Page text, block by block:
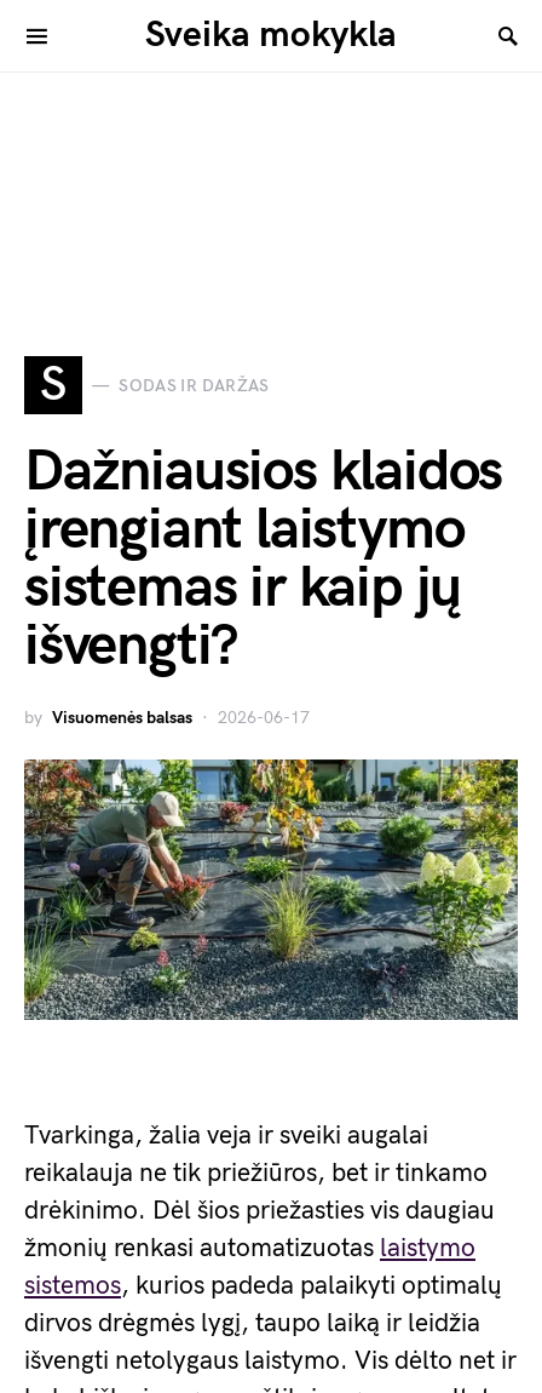
Sveika mokykla
S SODAS IR DARŽAS
Dažniausios klaidos
įrengiant laistymo
sistemas ir kaip jų
išvengti?
by Visuomenės balsas 2026-06-17
Tvarkinga, žalia veja ir sveiki augalai
reikalauja ne tik priežiūros, bet ir tinkamo
drėkinimo. Dėl šios priežasties vis daugiau
žmonių renkasi automatizuotas laistymo
sistemos, kurios padeda palaikyti optimalų
dirvos drėgmės lygį, taupo laiką ir leidžia
išvengti netolygaus laistymo. Vis dėlto net ir